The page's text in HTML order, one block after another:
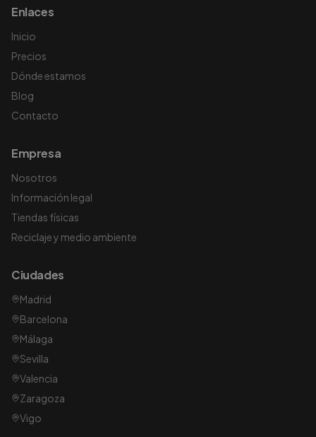
Enlaces
Inicio
Precios
Dónde estamos
Blog
Contacto
Empresa
Nosotros
Información legal
Tiendas físicas
Reciclaje y medio ambiente
Ciudades
Madrid
Barcelona
Málaga
Sevilla
Valencia
Zaragoza
Vigo